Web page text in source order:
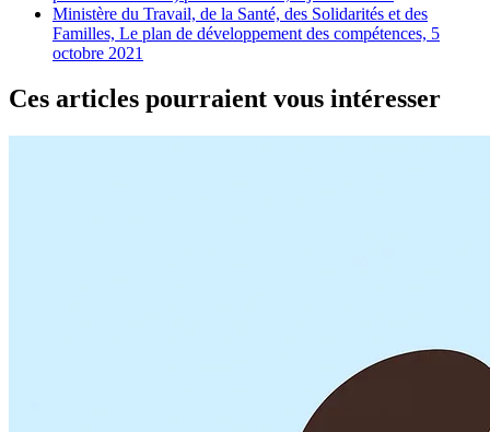
Ministère du Travail, de la Santé, des Solidarités et des
Familles, Le plan de développement des compétences, 5
octobre 2021
Ces articles pourraient vous intéresser